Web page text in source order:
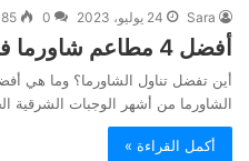
Sara 24 يوليو، 2023 0
أفضل 4 مطاعم شاورما في عجمان
الشاورما من أشهر الوجبات الشرقية
أكمل القراءة »